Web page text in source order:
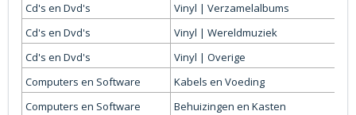
Cd's en Dvd's
Vinyl | Verzamelalbums
Cd's en Dvd's
Vinyl | Wereldmuziek
Cd's en Dvd's
Vinyl | Overige
Computers en Software
Kabels en Voeding
Computers en Software
Behuizingen en Kasten